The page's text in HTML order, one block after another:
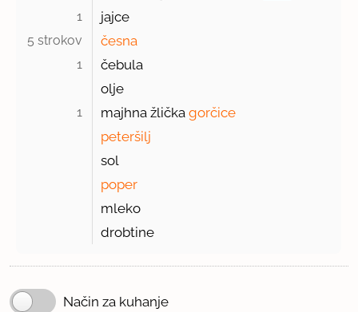
1 jajce
5 strokov česna
1
čebula
olje
1 majhna žličkagorčice
peteršilj
sol
poper
mleko
drobtine
Način za kuhanje